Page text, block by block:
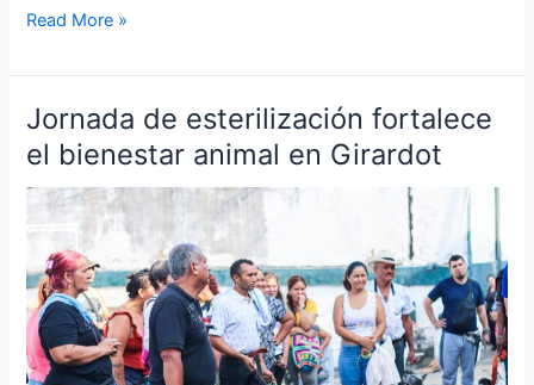
Read More »
Jornada de esterilización fortalece
el bienestar animal en Girardot
Jornada
de
esterilización
fortalece
el
bienestar
animal
en
Girardot